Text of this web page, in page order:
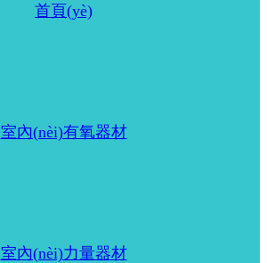
首頁(yè)
室內(nèi)有氧器材
室內(nèi)力量器材